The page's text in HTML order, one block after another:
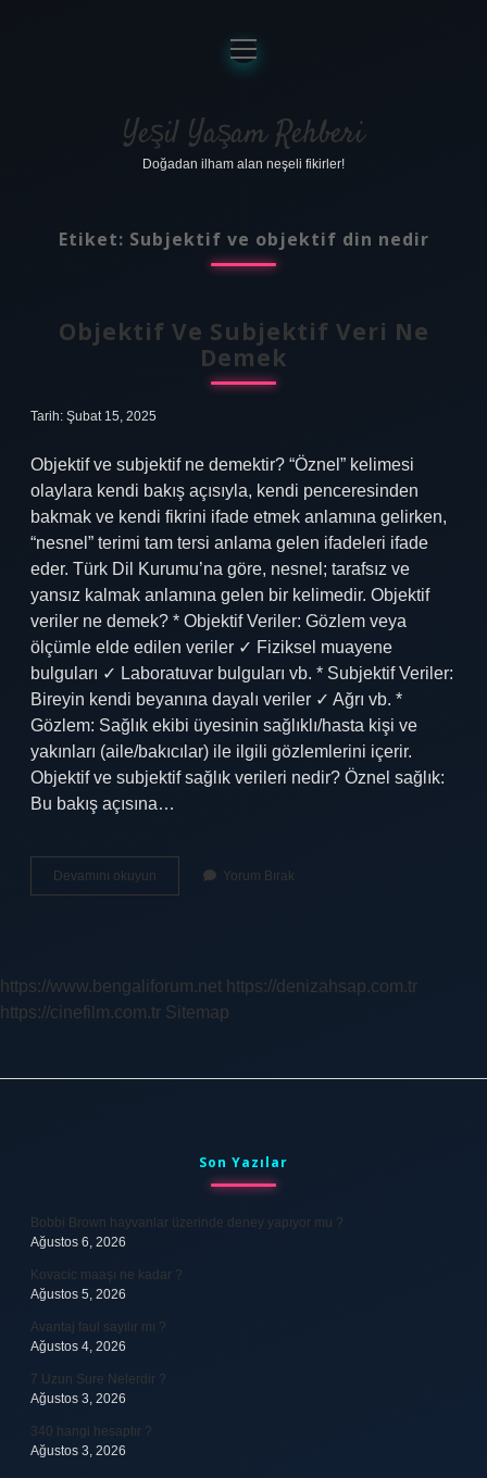
Anasayfa
Gizlilik Politikası
Yasal Uyarı
menüyü
aç
Yeşil Yaşam Rehberi
Doğadan ilham alan neşeli fikirler!
Etiket: Subjektif ve objektif din nedir
Objektif Ve Subjektif Veri Ne
Demek
Tarih: Şubat 15, 2025
Objektif ve subjektif ne demektir? “Öznel” kelimesi
olaylara kendi bakış açısıyla, kendi penceresinden
bakmak ve kendi fikrini ifade etmek anlamına gelirken,
“nesnel” terimi tam tersi anlama gelen ifadeleri ifade
eder. Türk Dil Kurumu’na göre, nesnel; tarafsız ve
yansız kalmak anlamına gelen bir kelimedir. Objektif
veriler ne demek? * Objektif Veriler: Gözlem veya
ölçümle elde edilen veriler ✓ Fiziksel muayene
bulguları ✓ Laboratuvar bulguları vb. * Subjektif Veriler:
Bireyin kendi beyanına dayalı veriler ✓ Ağrı vb. *
Gözlem: Sağlık ekibi üyesinin sağlıklı/hasta kişi ve
yakınları (aile/bakıcılar) ile ilgili gözlemlerini içerir.
Objektif ve subjektif sağlık verileri nedir? Öznel sağlık:
Bu bakış açısına…
Devamını okuyun
Ve
Yorum Bırak
https://www.bengaliforum.net https://denizahsap.com.tr
https://cinefilm.com.tr Sitemap
Son Yazılar
Bobbi Brown hayvanlar üzerinde deney yapıyor mu ?
Ağustos 6, 2026
Kovacic maaşı ne kadar ?
Ağustos 5, 2026
Avantaj faul sayılır mı ?
Ağustos 4, 2026
7 Uzun Sure Nelerdir ?
Ağustos 3, 2026
340 hangi hesaptır ?
Ağustos 3, 2026